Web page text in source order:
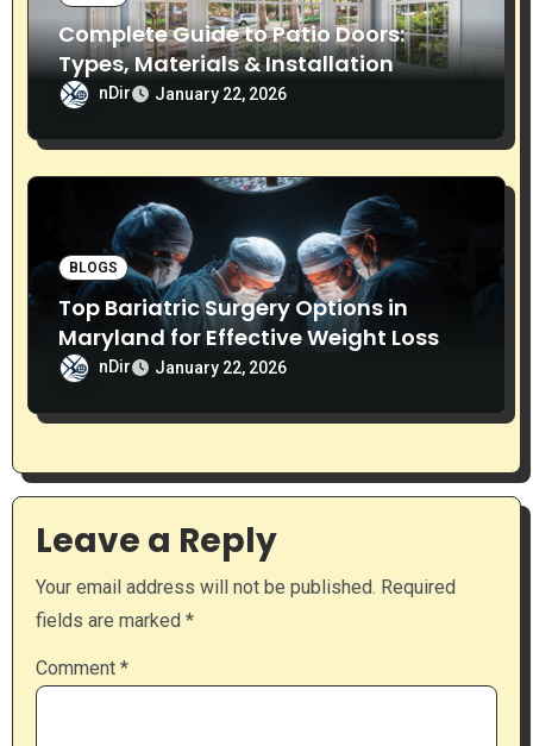
Complete Guide to Patio Doors:
Types, Materials & Installation
nDir January 22, 2026
BLOGS
Top Bariatric Surgery Options in
Maryland for Effective Weight Loss
nDir January 22, 2026
Leave a Reply
Your email address will not be published. Required
fields are marked *
Comment *